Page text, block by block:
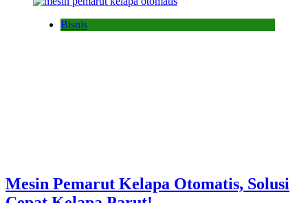
Bisnis
Mesin Pemarut Kelapa Otomatis, Solusi